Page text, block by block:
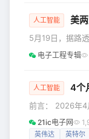
机器人倾斜。 但
技术普惠每一
的信任与协作，
人工智能 美两
5月19日，据路
员正联手推出
工具的新法案。
基茨（Pete
设立专门办公
技术提供补贴并
电子工程专辑
人工智能 4个月估值
前言： 2026年4
Recursive
公司，完成了一
21ic电子网
英伟达 英特尔